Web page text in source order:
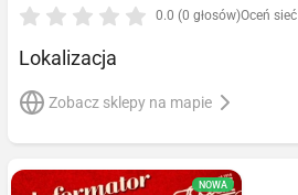
0.0 (0 głosów)Oceń sieć
Lokalizacja
Zobacz sklepy na mapie
NOWA